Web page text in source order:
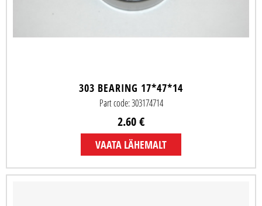
303 BEARING 17*47*14
Part code: 303174714
2.60 €
VAATA LÄHEMALT